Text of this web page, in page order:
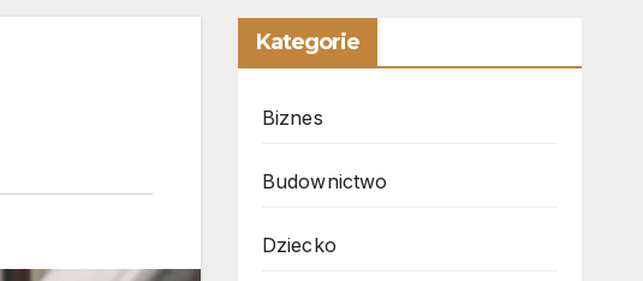
Kategorie
Biznes
Budownictwo
Dziecko